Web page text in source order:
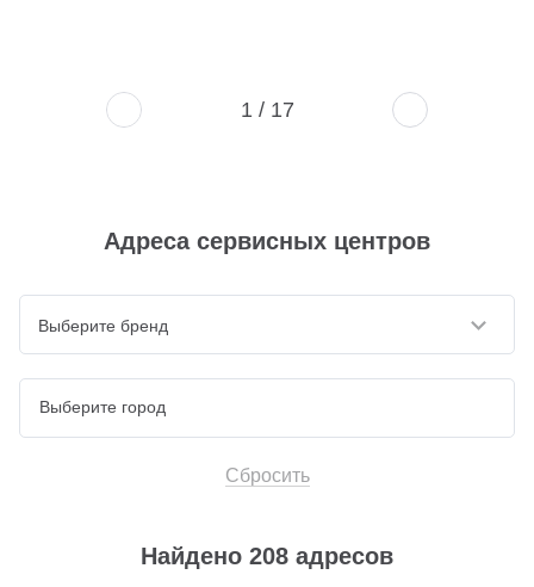
1 / 17
Адреса сервисных центров
Выберите бренд
Сбросить
Найдено 208 адресов